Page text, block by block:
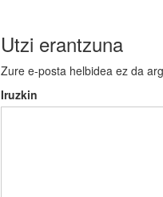
Utzi erantzuna
Zure e-posta helbidea ez da
Iruzkin